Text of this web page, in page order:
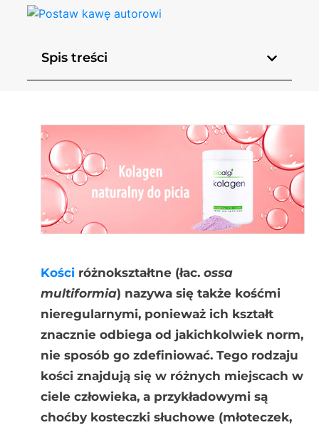
Spis treści
Kościróżnokształtne (łac. ossa
multiformia) nazywa się także kośćmi
nieregularnymi, ponieważ ich kształt
znacznie odbiega od jakichkolwiek norm,
nie sposób go zdefiniować. Tego rodzaju
kości znajdują się w różnych miejscach w
ciele człowieka, a przykładowymi są
choćby kosteczki słuchowe (młoteczek,